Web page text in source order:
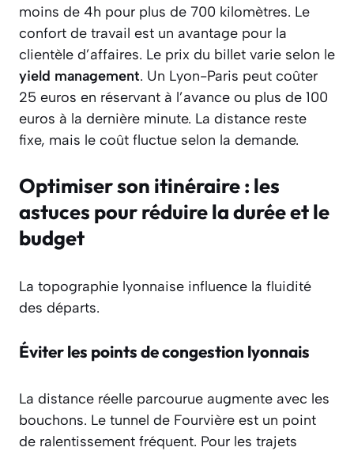
moins de 4h pour plus de 700 kilomètres. Le
confort de travail est un avantage pour la
clientèle d’affaires. Le prix du billet varie selon le
yield management. Un Lyon-Paris peut coûter
25 euros en réservant à l’avance ou plus de 100
euros à la dernière minute. La distance reste
fixe, mais le coût fluctue selon la demande.
Optimiser son itinéraire : les
astuces pour réduire la durée et le
budget
La topographie lyonnaise influence la fluidité
des départs.
Éviter les points de congestion lyonnais
La distance réelle parcourue augmente avec les
bouchons. Le tunnel de Fourvière est un point
de ralentissement fréquent. Pour les trajets